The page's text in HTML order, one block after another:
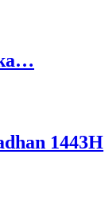
1443H